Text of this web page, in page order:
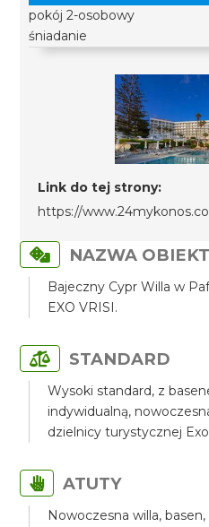
pokój 2-osobowy
śniadanie
Link do tej strony:
https://
NAZWA
Bajeczny Cypr Willa w
EXO VRISI.
STANDARD
Wysoki standard, z
indywidualną,
dzielnicy turystycznej Exo
ATUTY
Nowoczesna willa,